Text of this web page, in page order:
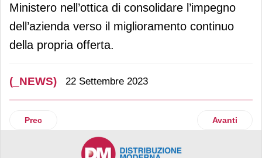
Ministero nell’ottica di consolidare l’impegno
dell’azienda verso il miglioramento continuo
della propria offerta.
(_NEWS) 22 Settembre 2023
Articolo precedente: Ovs: solido primo semestre, vendite
Prec Articolo
Avanti